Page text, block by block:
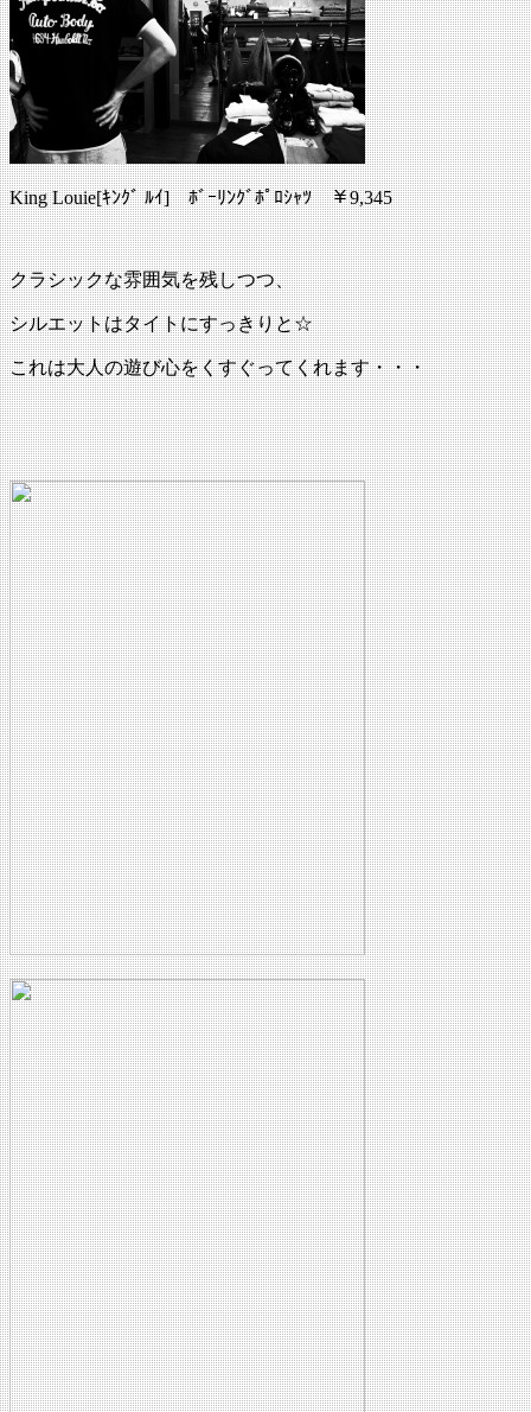
King Louie[ｷﾝｸﾞ ﾙｲ] ﾎﾞｰﾘﾝｸﾞﾎﾟﾛｼｬﾂ ￥9,345
クラシックな雰囲気を残しつつ、
シルエットはタイトにすっきりと☆
これは大人の遊び心をくすぐってくれます・・・